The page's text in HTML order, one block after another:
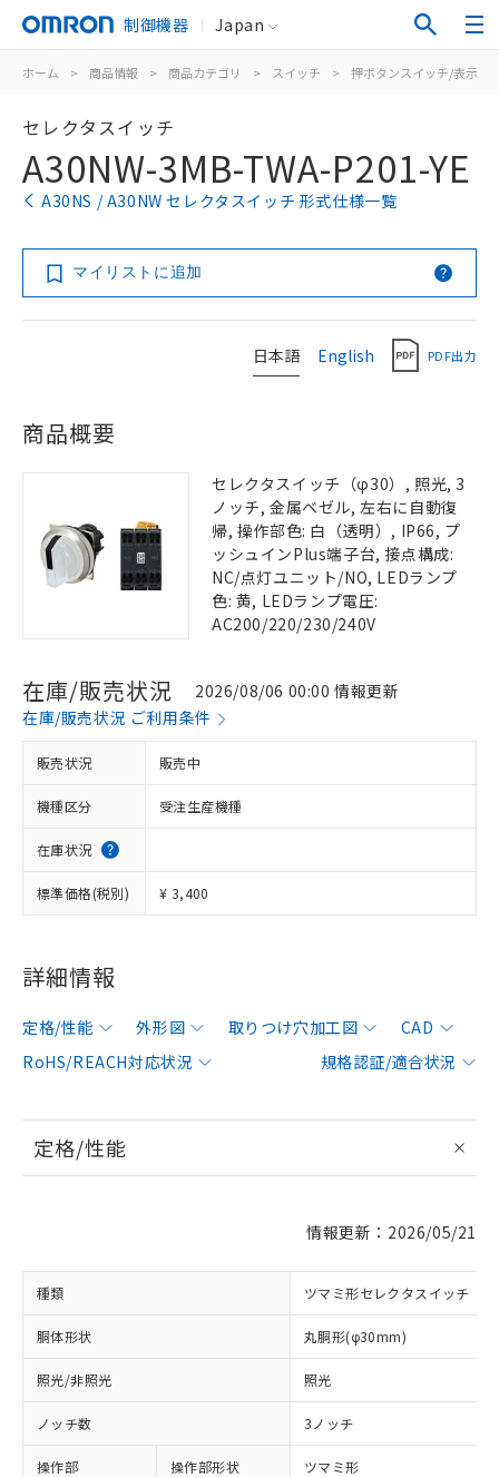
制御機器 Japan
ホーム > 商品情報 > 商品カテゴリ > スイッチ > 押ボタンスイッチ/表示灯
セレクタスイッチ
A30NW-3MB-TWA-P201-YE
A30NS / A30NW セレクタスイッチ 形式仕様一覧
マイリストに追加
日本語 English PDF出力
商品概要
セレクタスイッチ（φ30）, 照光, 3
ノッチ, 金属ベゼル, 左右に自動復
帰, 操作部色: 白（透明）, IP66, プ
ッシュインPlus端子台, 接点構成:
NC/点灯ユニット/NO, LEDランプ
色: 黄, LEDランプ電圧:
AC200/220/230/240V
在庫/販売状況
2026/08/06 00:00 情報更新
在庫/販売状況 ご利用条件
販売状況 販売中
機種区分 受注生産機種
在庫状況
標準価格(税別) ¥ 3,400
詳細情報
定格/性能 外形図 取りつけ穴加工図
CAD
RoHS/REACH対応状況
規格認証/適合状況
定格/性能
情報更新：2026/05/21
種類 ツマミ形セレクタスイッチ
胴体形状 丸胴形(φ30mm)
照光/非照光 照光
ノッチ数 3ノッチ
操作部 操作部形状 ツマミ形